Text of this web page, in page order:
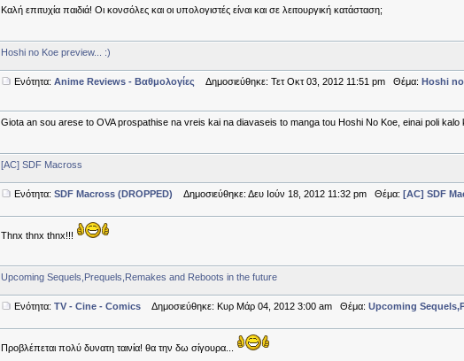
Καλή επιτυχία παιδιά! Οι κονσόλες και οι υπολογιστές είναι και σε λειτουργική κατάσταση;
Hoshi no Koe preview... :)
Ενότητα: Anime Reviews - Βαθμολογίες Δημοσιεύθηκε: Τετ Οκτ 03, 2012 11:51 pm Θέμα: Hoshi
Giota an sou arese to OVA prospathise na vreis kai na diavaseis to manga tou Hoshi No Koe, einai poli kalo
[AC] SDF Macross
Ενότητα: SDF Macross (DROPPED) Δημοσιεύθηκε: Δευ Ιούν 18, 2012 11:32 pm Θέμα: [AC] SDF
Thnx thnx thnx!!!
Upcoming Sequels,Prequels,Remakes and Reboots in the future
Ενότητα: TV - Cine - ComicsΔημοσιεύθηκε: Κυρ Μάρ 04, 2012 3:00 am Θέμα: Upcoming
Προβλέπεται πολύ δυνατη ταινία! θα την δω σίγουρα...